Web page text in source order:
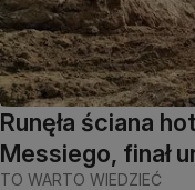
Runęła ściana
Messiego, finał
TO WARTO WIEDZIEĆ